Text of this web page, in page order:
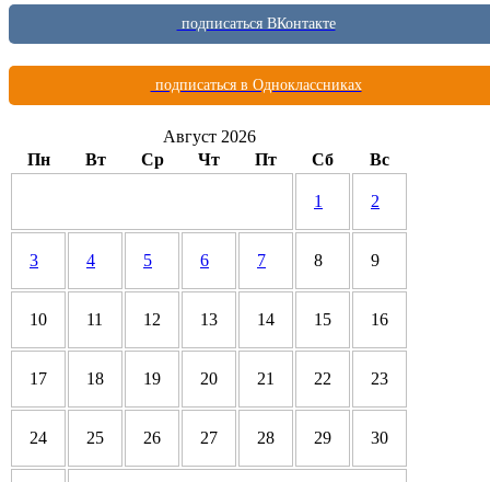
подписаться ВКонтакте
подписаться в Одноклассниках
Август 2026
Пн
Вт Ср Чт Пт Сб Вс
1 2
3 4 5 6 7 8 9
10 11 12 13 14 15 16
17 18 19 20 21 22 23
24 25 26 27 28 29 30